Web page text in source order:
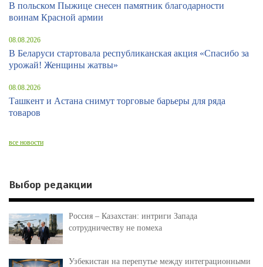
В польском Пыжице снесен памятник благодарности
воинам Красной армии
08.08.2026
В Беларуси стартовала республиканская акция «Спасибо за
урожай! Женщины жатвы»
08.08.2026
Ташкент и Астана снимут торговые барьеры для ряда
товаров
все новости
Выбор редакции
Россия – Казахстан: интриги Запада
сотрудничеству не помеха
Узбекистан на перепутье между интеграционными